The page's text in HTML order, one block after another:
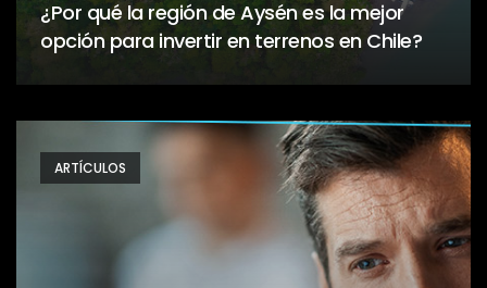
¿Por qué la región de Aysén es la mejor
opción para invertir en terrenos en Chile?
ARTÍCULOS